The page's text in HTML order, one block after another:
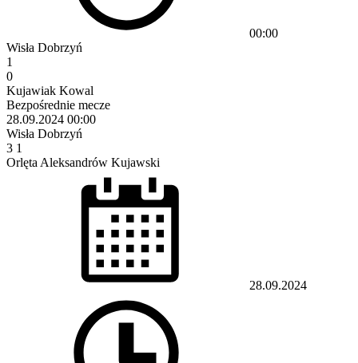
00:00
Wisła Dobrzyń
1
0
Kujawiak Kowal
Bezpośrednie mecze
28.09.2024 00:00
Wisła Dobrzyń
3 1
Orlęta Aleksandrów Kujawski
28.09.2024